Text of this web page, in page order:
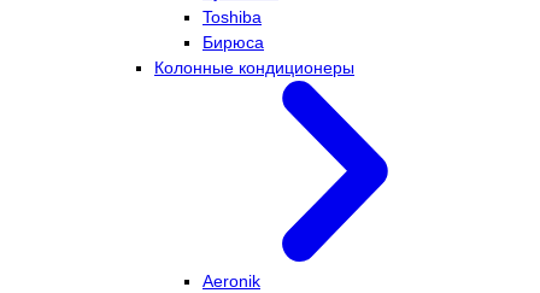
Toshiba
Бирюса
Колонные кондиционеры
Aeronik